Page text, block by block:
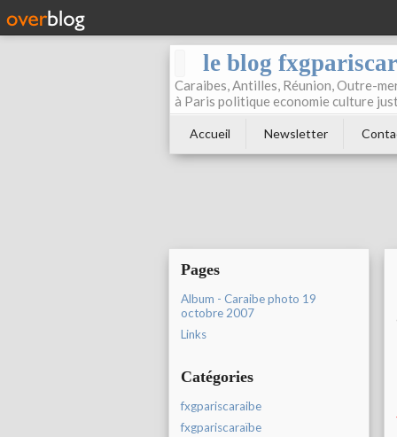
le blog
Caraibes, Antilles, Réunion, Outre-
à Paris politique economie culture
Accueil Newsletter
Pages
Album - Caraibe photo 19
octobre 2007
Links
Catégories
fxgpariscaraibe
fxgpariscaraïbe